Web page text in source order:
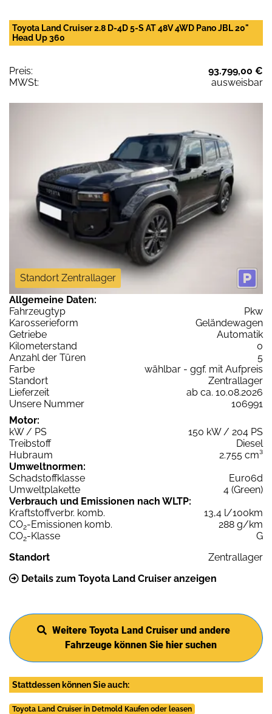
Toyota Land Cruiser 2.8 D-4D 5-S AT 48V 4WD Pano JBL 20"
Head Up 360
Preis:
93.799,00 €
MWSt:
ausweisbar
Standort Zentrallager
Allgemeine Daten:
Fahrzeugtyp
Pkw
Karosserieform
Geländewagen
Getriebe
Automatik
Kilometerstand
0
Anzahl der Türen
5
Farbe
wählbar - ggf. mit Aufpreis
Standort
Zentrallager
Lieferzeit
ab ca. 10.08.2026
Unsere Nummer
106991
Motor:
kW / PS
150 kW / 204 PS
Treibstoff
Diesel
Hubraum
2.755 cm³
Umweltnormen:
Schadstoffklasse
Euro6d
Umweltplakette
4 (Green)
Verbrauch und Emissionen nach WLTP:
Kraftstoffverbr. komb.
13,4 l/100km
CO2-Emissionen komb.
288 g/km
CO2-Klasse
G
Standort
Zentrallager
Details zum Toyota Land Cruiser anzeigen
Weitere Toyota Land Cruiser und andere
Fahrzeuge können Sie hier suchen
Stattdessen können Sie auch:
Toyota Land Cruiser in Detmold Kaufen oder leasen